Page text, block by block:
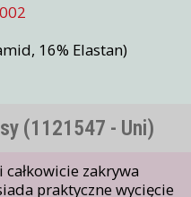
16% Elastan)
(1121547 - Uni)
zakrywa
praktyczne wycięcie